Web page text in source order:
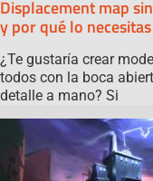
Displacement map
y por qué lo necesitas
¿Te gustaría crear
todos con la boca
detalle a mano? Si